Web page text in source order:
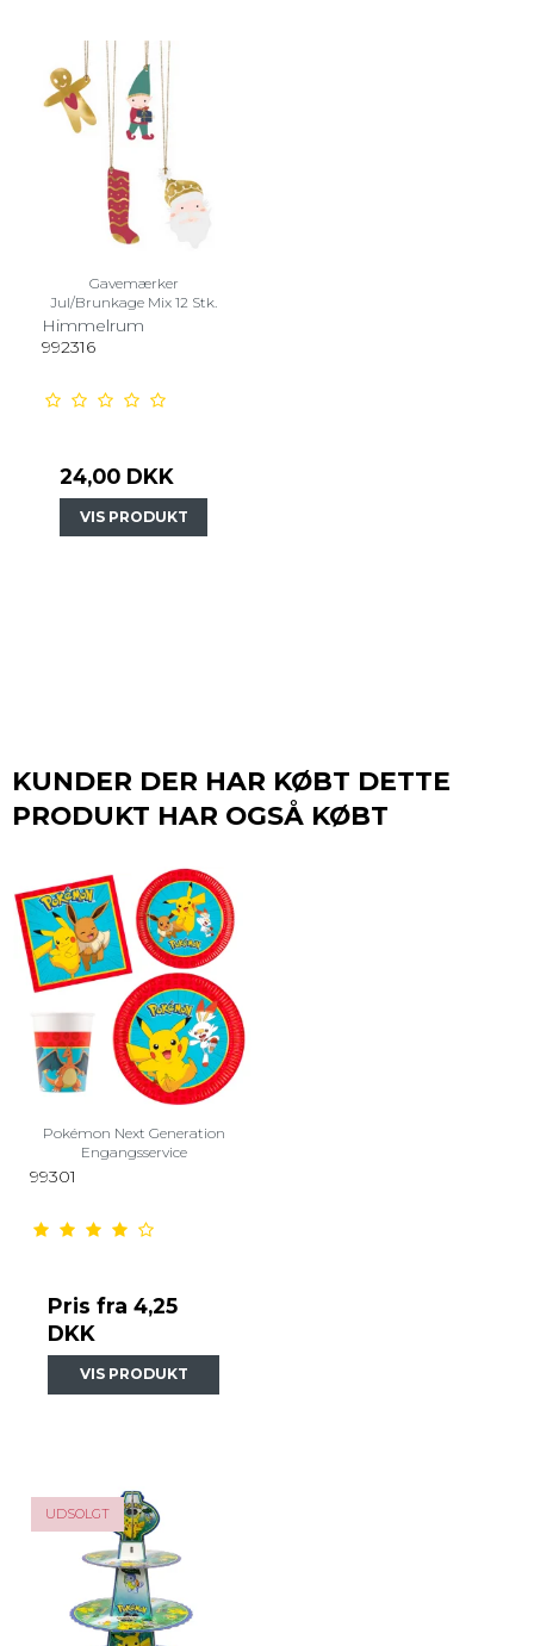
Gavemærker
Jul/Brunkage Mix 12 Stk.
Himmelrum
992316
24,00 DKK
VIS PRODUKT
KUNDER DER HAR KØBT DETTE
PRODUKT HAR OGSÅ KØBT
Pokémon Next Generation
Engangsservice
99301
Pris fra 4,25
DKK
VIS PRODUKT
UDSOLGT